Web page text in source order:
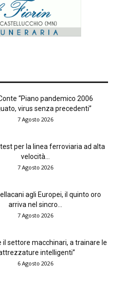
“Piano pandemico 2006
virus senza precedenti”
7 Agosto 2026
test per la linea ferroviaria ad alta
velocità...
7 Agosto 2026
agli Europei, il quinto oro
arriva nel sincro...
7 Agosto 2026
il settore macchinari, a trainare le
intelligenti”
6 Agosto 2026